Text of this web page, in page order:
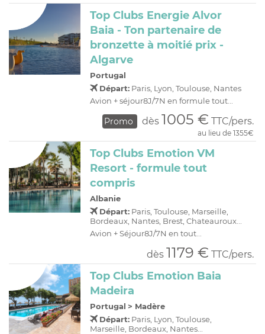
Top Clubs Energie Alvor
Baia - Ton partenaire de
bronzette à moitié prix -
Algarve
Portugal
Départ: Paris, Lyon, Toulouse, Nantes
Avion + séjour8J/7N en formule tout...
Promo dès 1005 € TTC/pers.
au lieu de 1355€
Top Clubs Emotion VM
Resort - formule tout
compris
Albanie
Départ: Paris, Toulouse, Marseille,
Bordeaux, Nantes, Brest, Chateauroux...
Avion + Séjour8J/7N en tout...
dès 1179 € TTC/pers.
Top Clubs Emotion Baia
Madeira
Portugal > Madère
Départ: Paris, Lyon, Toulouse,
Marseille, Bordeaux, Nantes...